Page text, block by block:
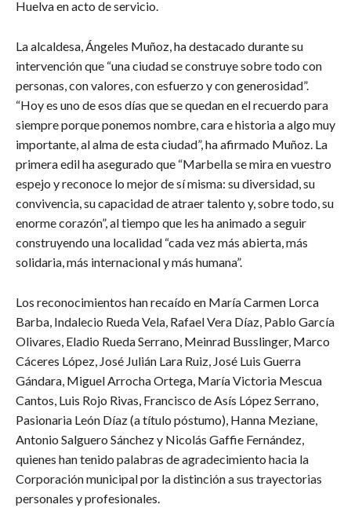
Huelva en acto de servicio.
La alcaldesa, Ángeles Muñoz, ha destacado durante su
intervención que “una ciudad se construye sobre todo con
personas, con valores, con esfuerzo y con generosidad”.
“Hoy es uno de esos días que se quedan en el recuerdo para
siempre porque ponemos nombre, cara e historia a algo muy
importante, al alma de esta ciudad”, ha afirmado Muñoz. La
primera edil ha asegurado que “Marbella se mira en vuestro
espejo y reconoce lo mejor de sí misma: su diversidad, su
convivencia, su capacidad de atraer talento y, sobre todo, su
enorme corazón”, al tiempo que les ha animado a seguir
construyendo una localidad “cada vez más abierta, más
solidaria, más internacional y más humana”.
Los reconocimientos han recaído en María Carmen Lorca
Barba, Indalecio Rueda Vela, Rafael Vera Díaz, Pablo García
Olivares, Eladio Rueda Serrano, Meinrad Busslinger, Marco
Cáceres López, José Julián Lara Ruiz, José Luis Guerra
Gándara, Miguel Arrocha Ortega, María Victoria Mescua
Cantos, Luis Rojo Rivas, Francisco de Asís López Serrano,
Pasionaria León Díaz (a título póstumo), Hanna Meziane,
Antonio Salguero Sánchez y Nicolás Gaffie Fernández,
quienes han tenido palabras de agradecimiento hacia la
Corporación municipal por la distinción a sus trayectorias
personales y profesionales.